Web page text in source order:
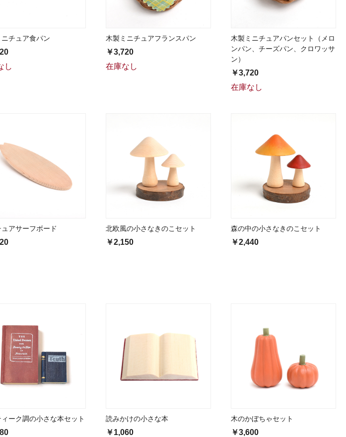
ニチュア食パン
し
木製ミニチュアフランスパン
￥3,720
在庫なし
木製ミニチュアパンセット（メロ
ンパン、チーズパン、クロワッサ
ン）
￥3,720
在庫なし
ュアサーフボード 北欧風の小さなきのこセット
￥2,150
森の中の小さなきのこセット
￥2,440
ーク調の小さな本セット 読みかけの小さな本
￥1,060
木のかぼちゃセット
￥3,600